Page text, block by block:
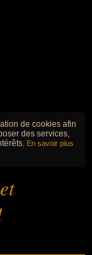
de cookies afin
des services,
En savoir plus